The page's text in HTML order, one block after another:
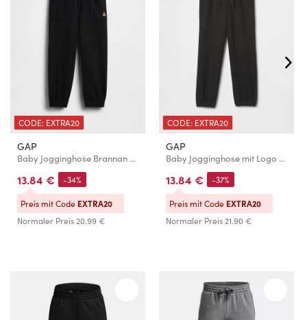
CODE: EXTRA20
GAP
Baby Jogginghose Brannan Bear Mix & Match GAP
13.84 €
Normaler Preis20.99 €
-34%
Preis mit Code EXTRA20
CODE: EXTRA20
GAP
Baby Jogginghose mit Logo GAP
13.84 €
Normaler Preis21.90 €
-37%
Preis mit Code EXTRA20